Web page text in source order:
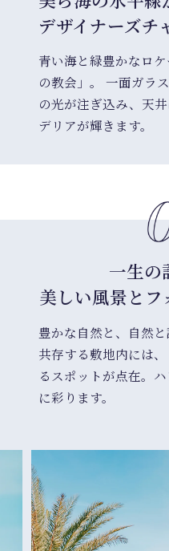
デザイナーズチ
青い海と緑豊かなロ
の教会」。 一面ガラ
の光が注ぎ込み、天
デリアが輝きます。
一生の
美しい風景と
豊かな自然と、自然
共存する敷地内には
るスポットが点在。
に彩ります。